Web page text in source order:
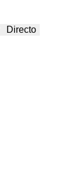
Directo